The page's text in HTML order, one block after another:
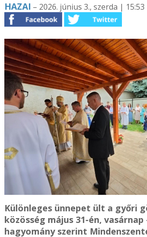
HAZAI – 2026. június 3., szerda | 15:53
Különleges ünnepet ült a győri
közösség május 31-én, vasárnap
hagyomány szerint